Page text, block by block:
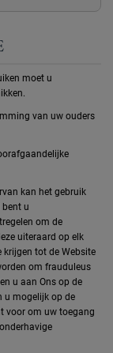
moet u
van uw ouders
kan het gebruik
u
om de
uiteraard op elk
tot de Website
om frauduleus
u aan Ons op de
u mogelijk op de
voor om uw toegang